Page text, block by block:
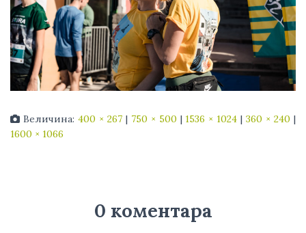
Величина: 400 × 267 | 750 × 500 | 1536 × 1024 | 360 × 240 |
1600 × 1066
0 коментара